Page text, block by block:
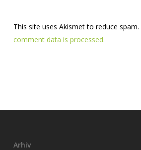
This site uses Akismet to reduce spam.
comment data is processed.
Arhiv